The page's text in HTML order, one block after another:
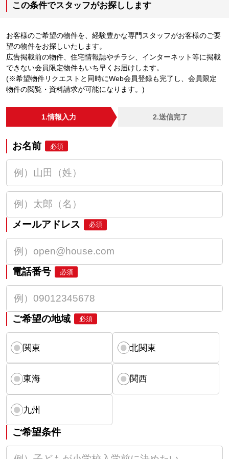
この条件でスタッフがお探しします
お客様のご希望の物件を、経験豊かな専門スタッフがお客様のご要
望の物件をお探しいたします。
広告掲載前の物件、住宅情報誌やチラシ、インターネット等に掲載
できない会員限定物件もいち早くお届けします。
(※希望物件リクエストと同時にWeb会員登録も完了し、会員限定
物件の閲覧・資料請求が可能になります。)
1.情報入力 2.送信完了
お名前 必須
メールアドレス 必須
電話番号 必須
ご希望の地域 必須
関東 北関東
東海 関西
九州
ご希望条件